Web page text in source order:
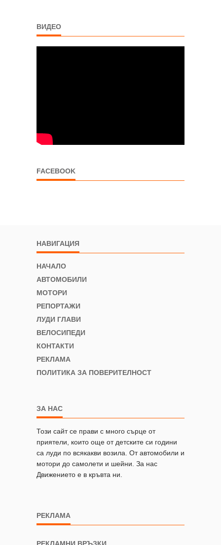
ВИДЕО
FACEBOOK
НАВИГАЦИЯ
НАЧАЛО
АВТОМОБИЛИ
МОТОРИ
РЕПОРТАЖИ
ЛУДИ ГЛАВИ
ВЕЛОСИПЕДИ
КОНТАКТИ
РЕКЛАМА
ПОЛИТИКА ЗА ПОВЕРИТЕЛНОСТ
ЗА НАС
Този сайт се прави с много сърце от
приятели, които още от детските си години
са луди по всякакви возила. От автомобили и
мотори до самолети и шейни. За нас
Движението е в кръвта ни.
РЕКЛАМА